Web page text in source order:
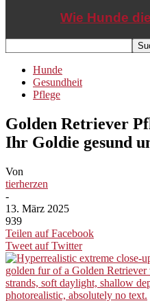
Wie Hunde
Hunde
Gesundheit
Pflege
Golden Retriever
Ihr Goldie gesund
Von
tierherzen
-
13. März 2025
939
Teilen auf Facebook
Tweet auf Twitter